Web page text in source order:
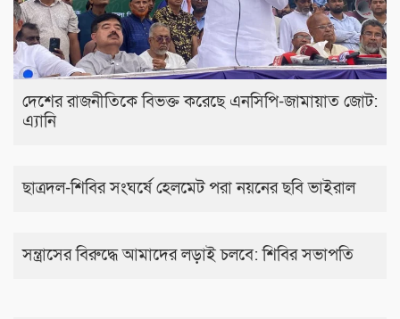
দেশের রাজনীতিকে বিভক্ত করেছে এনসিপি-জামায়াত জোট:
এ্যানি
ছাত্রদল-শিবির সংঘর্ষে হেলমেট পরা নয়নের ছবি ভাইরাল
সন্ত্রাসের বিরুদ্ধে আমাদের লড়াই চলবে: শিবির সভাপতি